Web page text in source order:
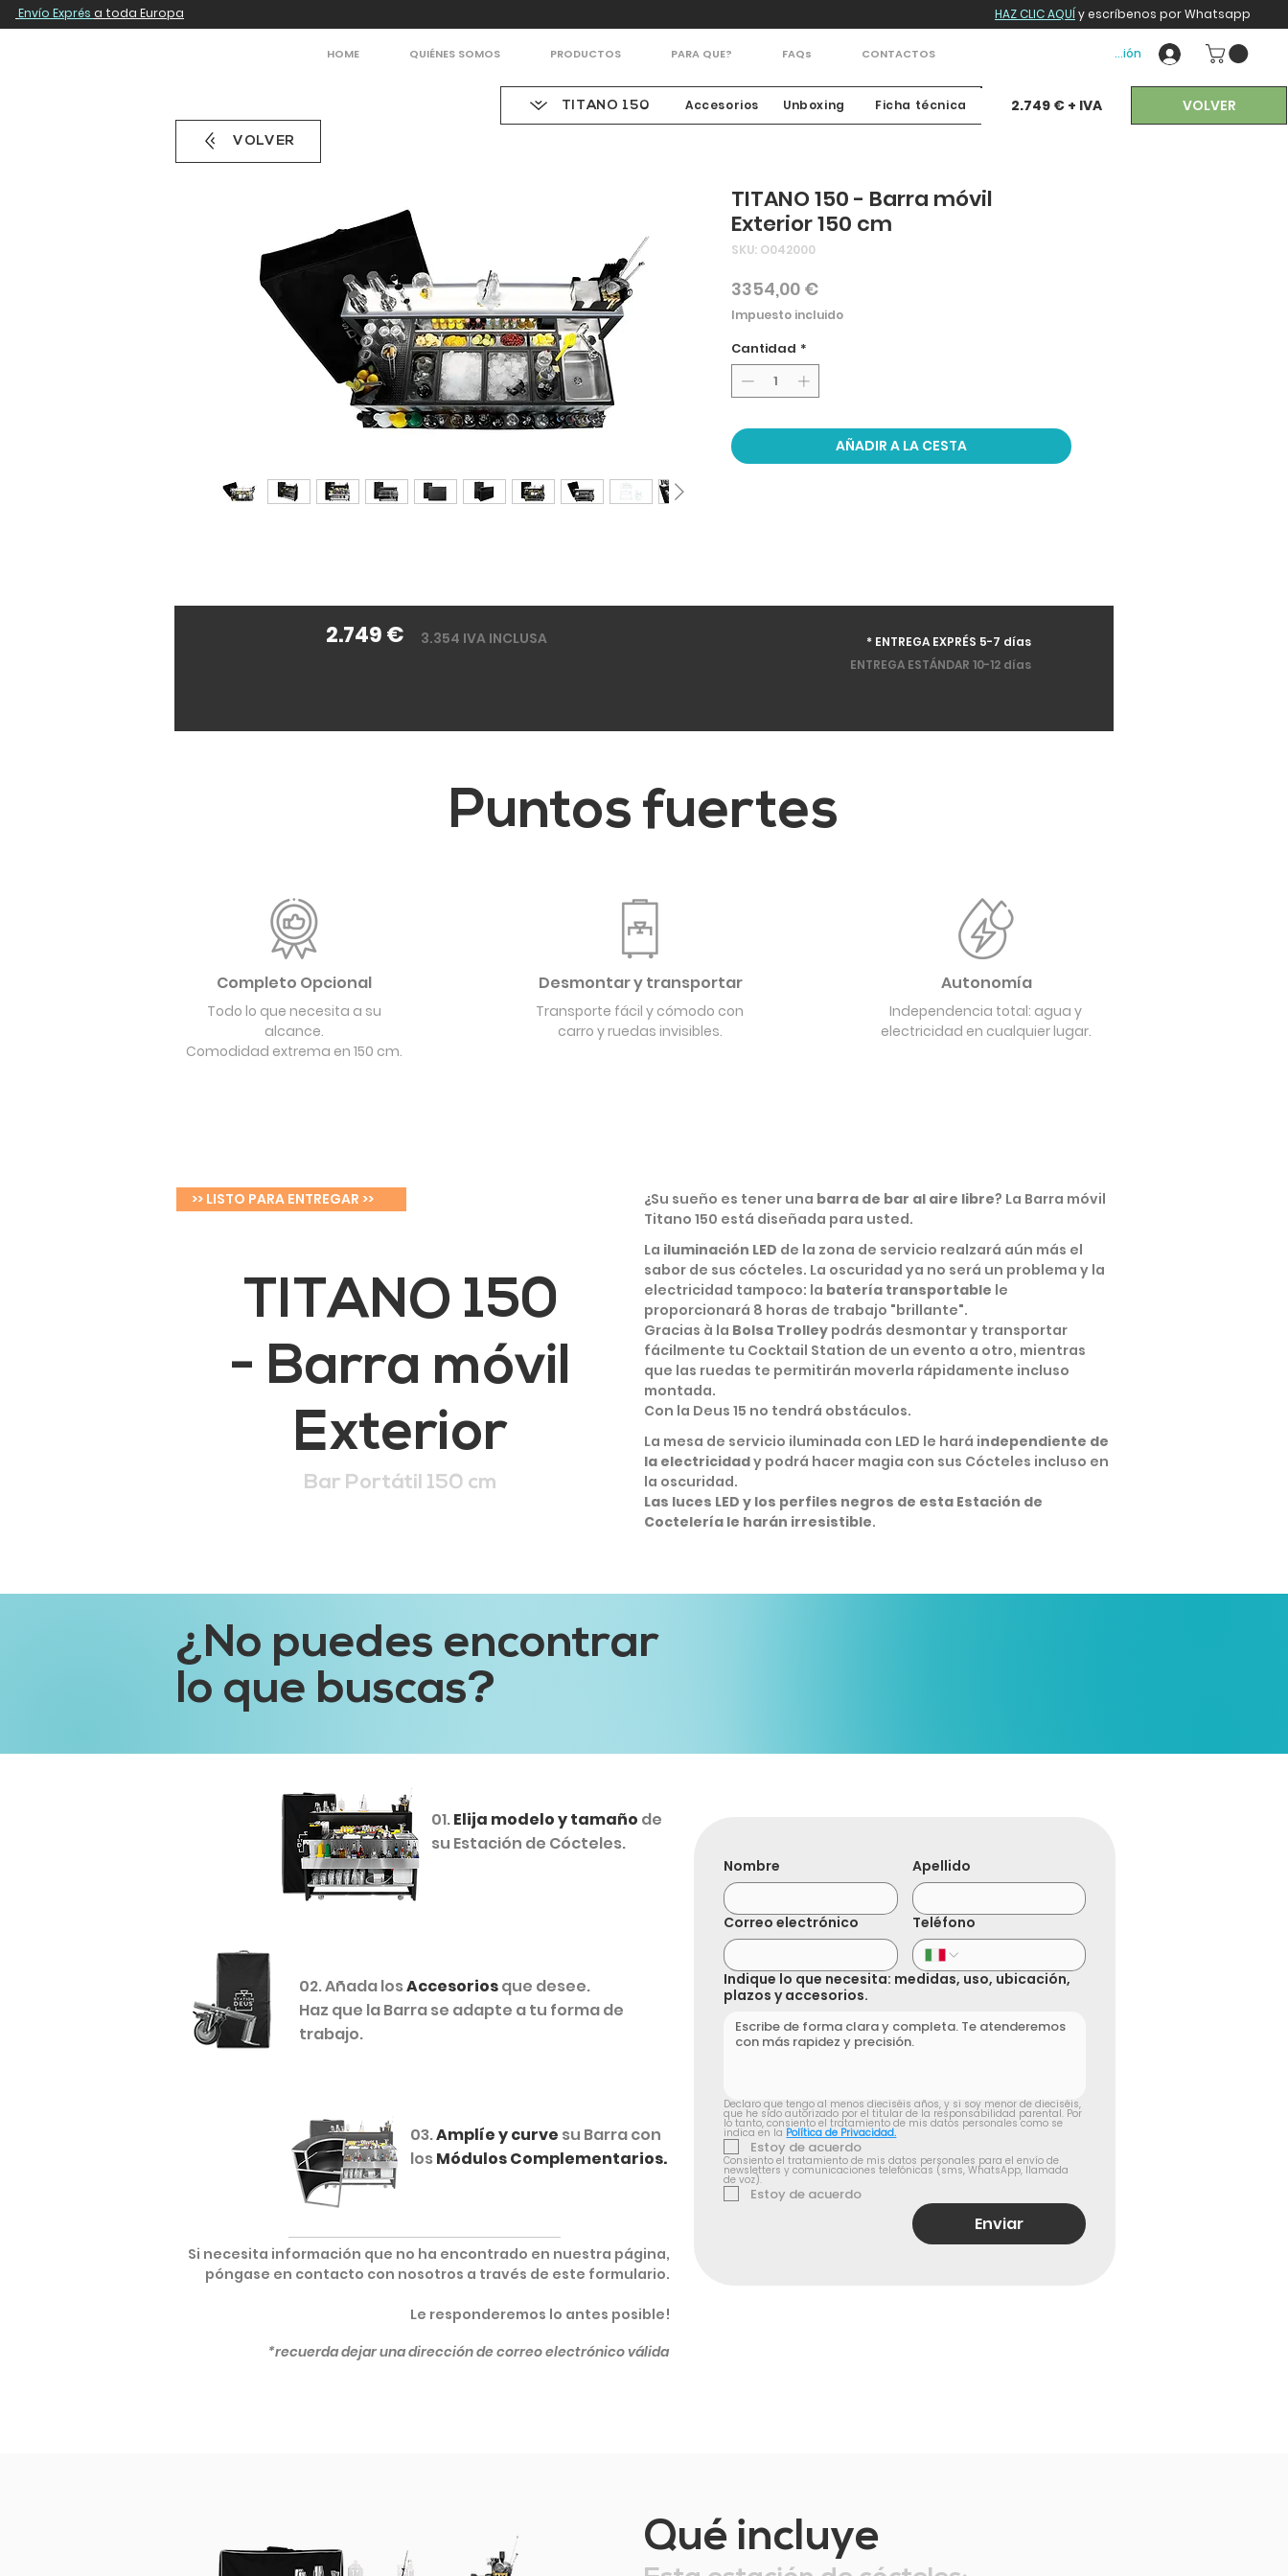
Envío Exprés a toda Europa HAZ CLIC AQUÍy escríbenos por Whatsapp
HOME QUIÉNES SOMOS PRODUCTOS PARA QUE? FAQs CONTACTOS Iniciar sesión
TITANO 150 Accesorios Unboxing Ficha técnica 2.749 € + IVA VOLVER
VOLVER
TITANO 150 - Barra móvil
Exterior 150 cm
SKU: O042000
3354,00 €Precio
Impuesto incluido
Cantidad *
AÑADIR A LA CESTA
2.749 € 3.354 IVA INCLUSA
* ENTREGA EXPRÉS 5-7 días
ENTREGA ESTÁNDAR 10-12 días
Puntos fuertes
Completo Opcional
Todo lo que necesita a su
alcance.
Comodidad extrema en 150 cm.
Desmontar y transportar
Transporte fácil y cómodo con
carro y ruedas invisibles.
Autonomía
Independencia total: agua y
electricidad en cualquier lugar.
>> LISTO PARA ENTREGAR >>
TITANO 150
- Barra móvil
Exterior
Bar Portátil 150 cm
¿Su sueño es tener una barra de bar al aire libre? La Barra móvil
Titano 150 está diseñada para usted.
La iluminación LED de la zona de servicio realzará aún más el
sabor de sus cócteles. La oscuridad ya no será un problema y la
electricidad tampoco: la batería transportable le
proporcionará 8 horas de trabajo "brillante".
Gracias à la Bolsa Trolley podrás desmontar y transportar
fácilmente tu Cocktail Station de un evento a otro, mientras
que las ruedas te permitirán moverla rápidamente incluso
montada.
Con la Deus 15 no tendrá obstáculos.
La mesa de servicio iluminada con LED le hará independiente de
la electricidady podrá hacer magia con sus Cócteles incluso en
la oscuridad.
Las luces LED y los perfiles negros de esta Estación de
Coctelería le harán irresistible.
¿No puedes encontrar
lo que buscas?
01.Elija modelo y tamaño de
su Estación de Cócteles.
03.Amplíe y curve su Barra con
losMódulos Complementarios.
02. Añada losAccesoriosque desee.
Haz que la Barra se adapte a tu forma de
trabajo.
Si necesita información que no ha encontrado en nuestra página,
póngase en contacto con nosotros a través de este formulario.
Le responderemos lo antes posible!
*recuerda dejar una dirección de correo electrónico válida
Nombre Apellido
Correo electrónico Teléfono
Indique lo que necesita: medidas, uso, ubicación,
plazos y accesorios.
Declaro que tengo al menos dieciséis años, y si soy menor de dieciséis,
que he sido autorizado por el titular de la responsabilidad parental. Por
lo tanto, consiento el tratamiento de mis datos personales como se
indica en la Política de Privacidad.
Estoy de acuerdo
Consiento el tratamiento de mis datos personales para el envío de
newsletters y comunicaciones telefónicas (sms, WhatsApp, llamada
de voz).
Estoy de acuerdo
Enviar
Qué incluye